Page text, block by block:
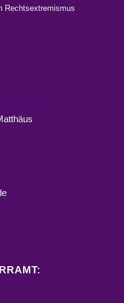
Rechtsextremismus